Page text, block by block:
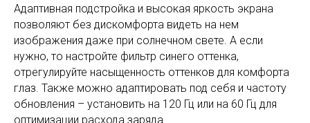
Адаптивная подстройка и высокая яркость экрана
позволяют без дискомфорта видеть на нем
изображения даже при солнечном свете. А если
нужно, то настройте фильтр синего оттенка,
отрегулируйте насыщенность оттенков для комфорта
глаз. Также можно адаптировать под себя и частоту
обновления – установить на 120 Гц или на 60 Гц для
оптимизации расхода заряда.